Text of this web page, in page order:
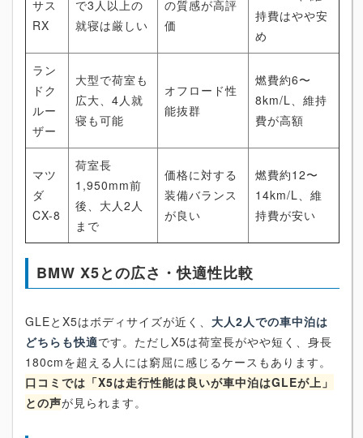
サス
RX
で3人以上の
就寝は厳しい
の質感が高評
価
持費はやや安
め
ラン
ドク
ルー
ザー
大型で荷室も
広大、4人就
寝も可能
オフロード性
能抜群
燃費約6〜
8km/L、維持
費が高額
マツ
ダ
CX-8
荷室長
1,950mm前
後、大人2人
まで
価格に対する
装備バランス
が良い
燃費約12〜
14km/L、維
持費が安い
BMW X5との広さ・快適性比較
GLEとX5はボディサイズが近く、 大人2人での車中泊は
どちらも快適です。ただしX5は荷室長がやや短く、身長
180cmを超える人には窮屈に感じるケースもあります。
口コミでは「X5は走行性能は良いが車中泊はGLEが上」
との声が見られます。